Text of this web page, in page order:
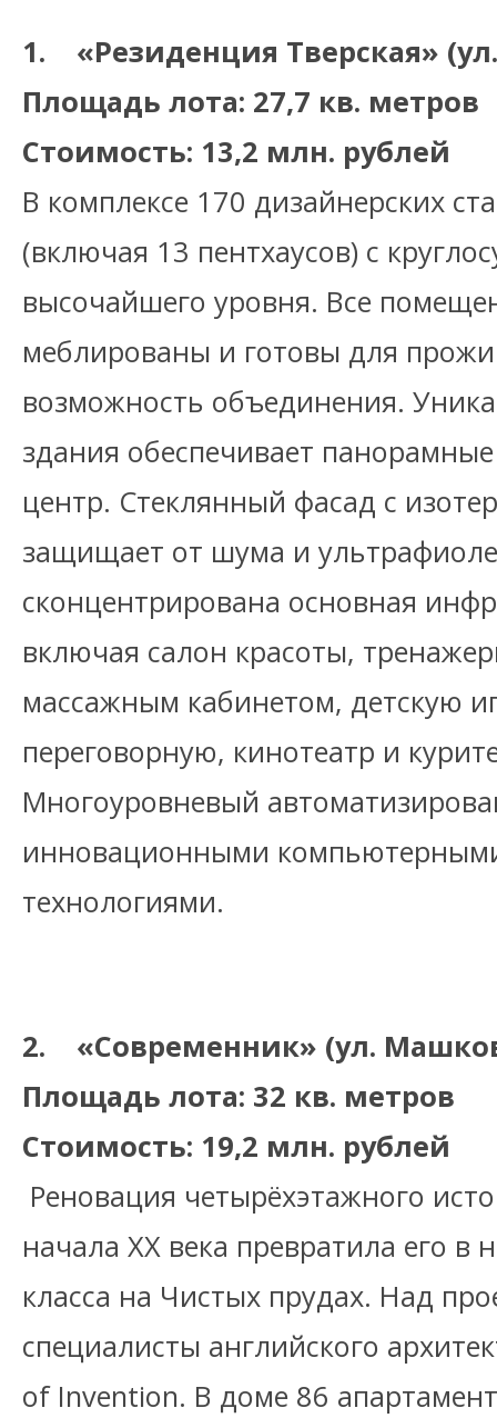
1. «Резиденция Тверская» (ул.
Площадь лота: 27,7 кв. метров
Стоимость: 13,2 млн. рублей
В комплексе 170 дизайнерских
(включая 13 пентхаусов) с
высочайшего уровня. Все
меблированы и готовы для
возможность объединения.
здания обеспечивает
центр. Стеклянный фасад с
защищает от шума и
сконцентрирована основная
включая салон красоты,
массажным кабинетом, детскую
переговорную, кинотеатр и
Многоуровневый
инновационными
технологиями.
2. «Современник» (ул.
Площадь лота: 32 кв. метров
Стоимость: 19,2 млн. рублей
Реновация четырёхэтажного
начала XX века превратила его
класса на Чистых прудах. Над
специалисты английского
of Invention. В доме 86